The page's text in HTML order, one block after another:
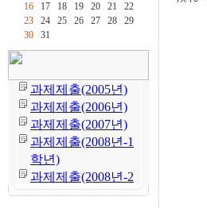
16
17 18 19 20 21
22
23
24 25 26 27 28
29
30
31